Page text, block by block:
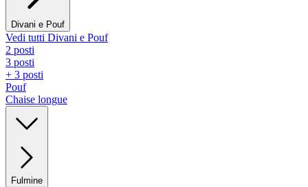
Divani e Pouf
Vedi tutti Divani e Pouf
2 posti
3 posti
+ 3 posti
Pouf
Chaise longue
Fulmine